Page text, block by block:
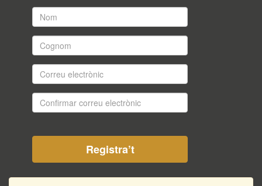
Nom
*
Cognom
*
Correu
electrònic
*Confirmar
correu
*